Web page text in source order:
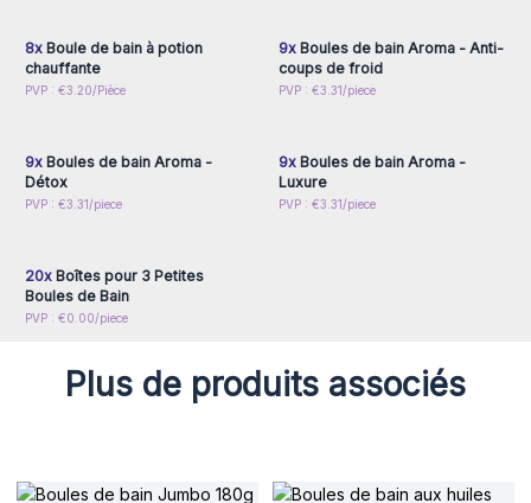
8xBoule de bain à potion
chauffante
PVP : €3.20/Pièce
9xBoules de bain Aroma - Anti-
coups de froid
PVP : €3.31/piece
Connectez-vous ou
9xBoules de bain Aroma -
Détox
PVP : €3.31/piece
Connectez-vous ou
9xBoules de bain Aroma -
Luxure
PVP : €3.31/piece
Connectez-vous ou
20xBoîtes pour 3 Petites
Boules de Bain
PVP : €0.00/piece
Plus de produits associés